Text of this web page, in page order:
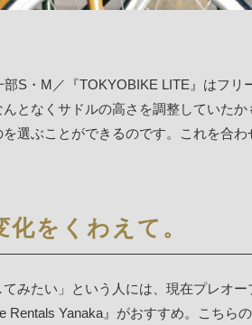
S・M／『TOKYOBIKE LITE』はフリ
となくサドルの高さを調整していた
選ぶことができるのです。これを合
をくわえて。
みたい」という人には、現在プレオー
Rentals Yanaka』がおすすめ。こちら